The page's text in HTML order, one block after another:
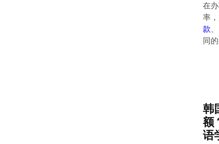
在
率
款
同
韩
额
语